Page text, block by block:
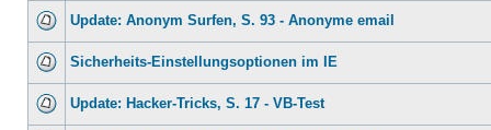
Update: Anonym Surfen, S. 93 - Anonyme email
Sicherheits-Einstellungsoptionen im IE
Update: Hacker-Tricks, S. 17 - VB-Test